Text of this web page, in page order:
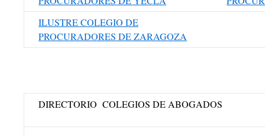
ILUSTRE COLEGIO DE
PROCURADORES DE ZARAGOZA
DIRECTORIO COLEGIOS DE ABOGADOS